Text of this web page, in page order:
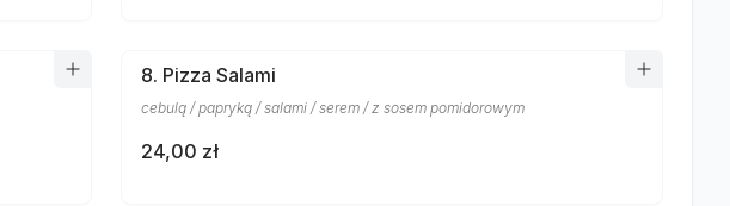
8. Pizza Salami
cebulą / papryką / salami / serem / z sosem pomidorowym
24,00 zł